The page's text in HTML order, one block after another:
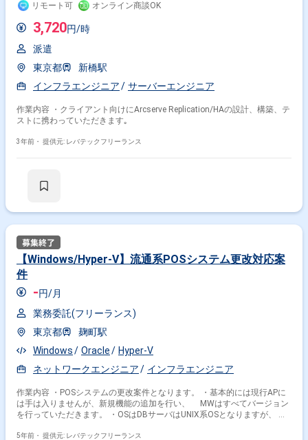
リモート可 オンライン商談OK
3,720円/時
派遣
東京都
新橋駅
インフラエンジニア
サーバーエンジニア
作業内容 ・クライアント向けにArcserve Replication/HAの設計、構築、テ
ストに携わっていただきます｡
3年前・ 提供元: レバテックフリーランス
【Windows/Hyper-V】流通系POSシステム更改対応案
件
-円/月
業務委託(フリーランス)
東京都
麹町駅
Windows
Oracle
Hyper-V
ネットワークエンジニア
インフラエンジニア
作業内容 ・POSシステムの更改案件となります。 ・基本的には現行APに
は手は入りませんが、新規機能の追加を行い、 MWはすべてバージョン
を行っていただきます。 ・OSはDBサーバはUNIX系OSとなりますが、
5年前・ 提供元: レバテックフリーランス